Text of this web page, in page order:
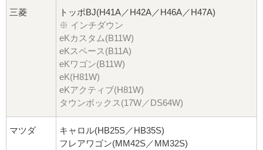
三菱
トッポBJ(H41A／H42A／H46A／H47A)
※ インチダウン
eKカスタム(B11W)
eKスペース(B11A)
eKワゴン(B11W)
eK(H81W)
eKアクティブ(H81W)
タウンボックス(17W／DS64W)
マツダ
キャロル(HB25S／HB35S)
フレアワゴン(MM42S／MM32S)